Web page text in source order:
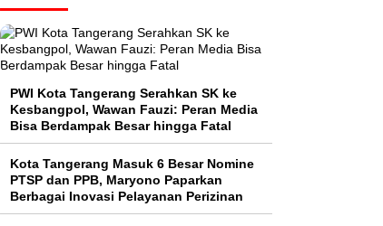
PWI Kota Tangerang Serahkan SK ke
Kesbangpol, Wawan Fauzi: Peran Media
Bisa Berdampak Besar hingga Fatal
Kota Tangerang Masuk 6 Besar Nomine
PTSP dan PPB, Maryono Paparkan
Berbagai Inovasi Pelayanan Perizinan